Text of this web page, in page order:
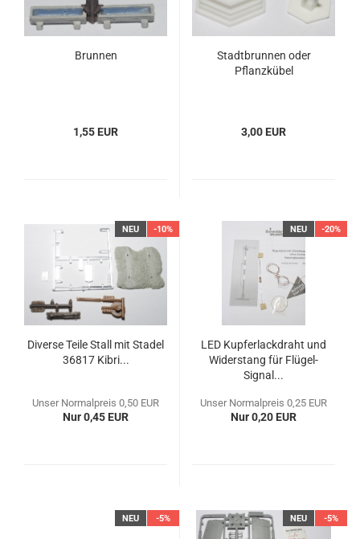
Brunnen
1,55 EUR
Stadtbrunnen oder
Pflanzkübel
3,00 EUR
NEU -10%
Diverse Teile Stall mit Stadel
36817 Kibri...
Unser Normalpreis 0,50 EUR
Nur 0,45 EUR
NEU -20%
LED Kupferlackdraht und
Widerstang für Flügel-
Signal...
Unser Normalpreis 0,25 EUR
Nur 0,20 EUR
NEU -5% NEU -5%